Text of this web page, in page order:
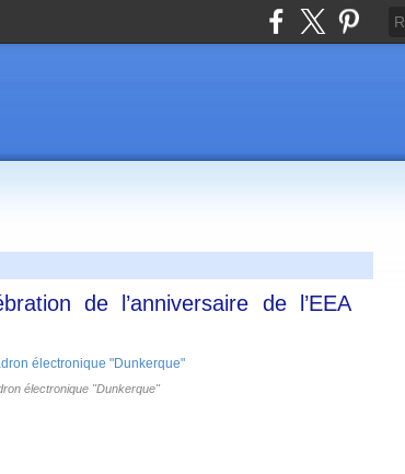
de l’anniversaire de l’EEA
électronique "Dunkerque"